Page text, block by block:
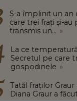
S-a împlinit un an
care trei frați și-au
transmis un... »
La ce
Secretul pe care
gospodinele »
Tatăl fraților
Diana Graur a